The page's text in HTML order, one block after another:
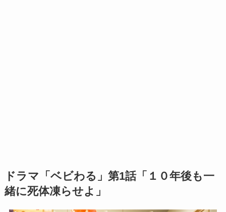
ドラマ「ベビわる」第1話「１０年後も一
緒に死体凍らせよ」